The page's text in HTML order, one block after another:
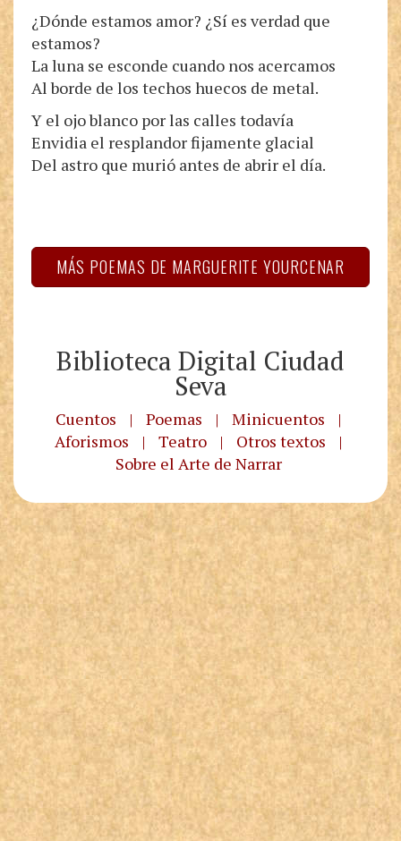
¿Dónde estamos amor? ¿Sí es verdad que
estamos?
La luna se esconde cuando nos acercamos
Al borde de los techos huecos de metal.
Y el ojo blanco por las calles todavía
Envidia el resplandor fijamente glacial
Del astro que murió antes de abrir el día.
MÁS POEMAS DE MARGUERITE YOURCENAR
Biblioteca Digital Ciudad
Seva
Cuentos | Poemas | Minicuentos
|
Aforismos
| Teatro | Otros textos
|
Sobre el Arte de Narrar